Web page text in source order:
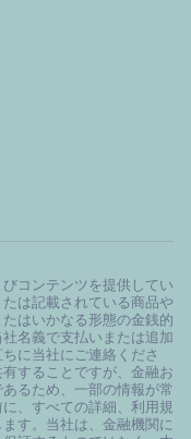
コンテンツを提供してい
は記載されている商品や
はいかなる形態の金銭的
名義で支払いまたは追加
に当社にご連絡くださ
することですが、金融お
るため、一部の情報が常
、すべての詳細、利用規
す。当社は、金融機関に